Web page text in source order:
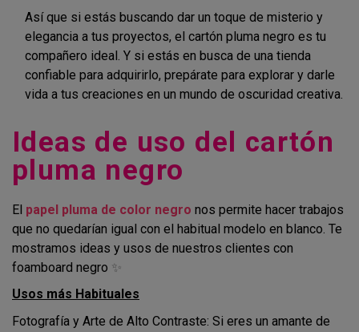
Así que si estás buscando dar un toque de misterio y
elegancia a tus proyectos, el cartón pluma negro es tu
compañero ideal. Y si estás en busca de una tienda
confiable para adquirirlo, prepárate para explorar y darle
vida a tus creaciones en un mundo de oscuridad creativa.
Ideas de uso del cartón
pluma negro
El papel pluma de color negro nos permite hacer trabajos
que no quedarían igual con el habitual modelo en blanco. Te
mostramos ideas y usos de nuestros clientes con
foamboard negro ✨
Usos más Habituales
Fotografía y Arte de Alto Contraste: Si eres un amante de